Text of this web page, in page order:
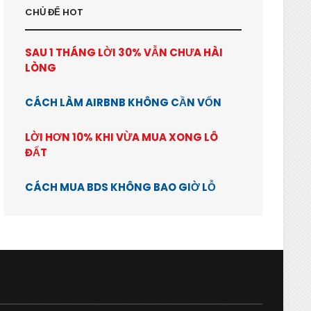
CHỦ ĐỂ HOT
SAU 1 THÁNG LỜI 30% VẪN CHƯA HÀI
LÒNG
CÁCH LÀM AIRBNB KHÔNG CẦN VỐN
LỜI HƠN 10% KHI VỪA MUA XONG LÔ
ĐẤT
CÁCH MUA BDS KHÔNG BAO GIỜ LỖ